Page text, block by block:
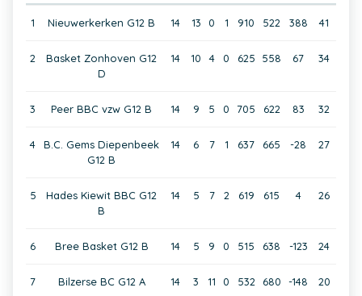
1 Nieuwerkerken G12 B 14 13 0 1 910 522 388 41
2
Basket Zonhoven G12
D
14 10 4 0 625 558 67 34
3 Peer BBC vzw G12 B 14 9 5 0 705 622 83 32
4
B.C. Gems Diepenbeek
G12 B
14 6 7 1 637 665 -28 27
5
Hades Kiewit BBC G12
B
14 5 7 2 619 615 4 26
6 Bree Basket G12 B 14 5 9 0 515 638 -123 24
7 Bilzerse BC G12 A 14 3 11 0 532 680 -148 20